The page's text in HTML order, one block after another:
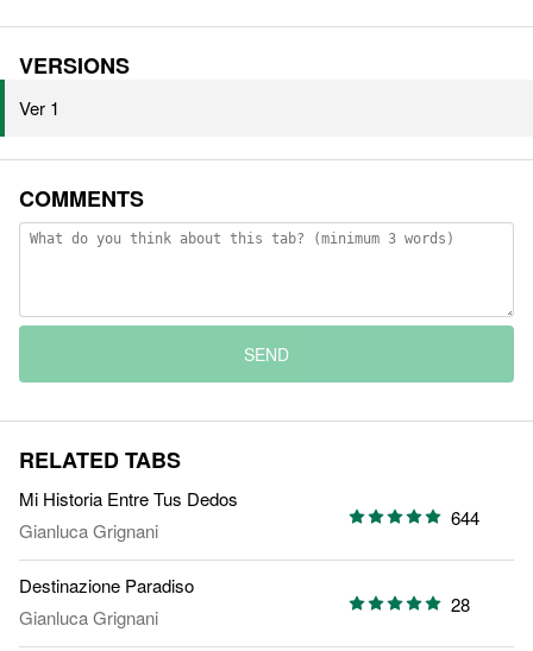
VERSIONS
Ver 1
COMMENTS
SEND
RELATED TABS
Mi Historia Entre Tus Dedos
Gianluca Grignani
644
Destinazione Paradiso
Gianluca Grignani
28